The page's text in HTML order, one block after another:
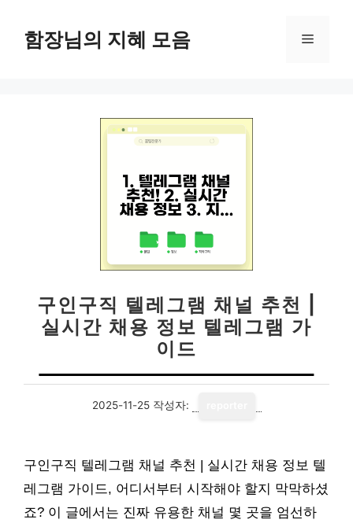
함장님의 지혜 모음 메
구인구직 텔레그램 채널 추천 |
실시간 채용 정보 텔레그램 가
이드
2025-11-25 작성자:
구인구직 텔레그램 채널 추천 | 실시간 채용 정보 텔
레그램 가이드, 어디서부터 시작해야 할지 막막하셨
죠? 이 글에서는 진짜 유용한 채널 몇 곳을 엄선하